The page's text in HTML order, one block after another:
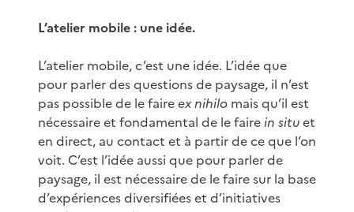
L’atelier mobile : une idée.
L’atelier mobile, c’est une idée. L’idée que
pour parler des questions de paysage, il n’est
pas possible de le faireex nihilo mais qu’il est
nécessaire et fondamental de le fairein situet
en direct, au contact et à partir de ce que l’on
voit. C’est l’idée aussi que pour parler de
paysage, il est nécessaire de le faire sur la base
d’expériences diversifiées et d’initiatives